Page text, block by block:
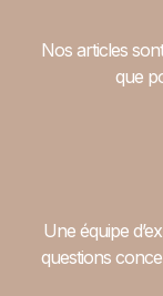
Nos articles
que
Une équipe
questions